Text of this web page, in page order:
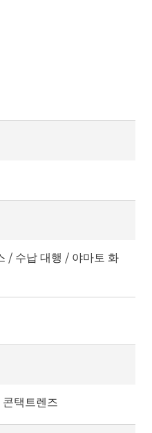
/ 수납 대행 / 야마토 화
택트렌즈